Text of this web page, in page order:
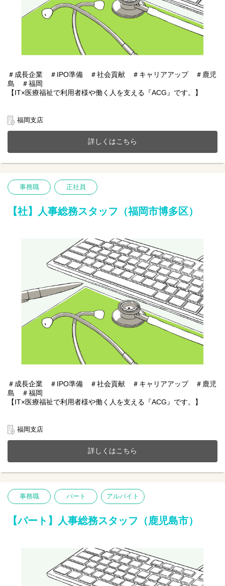
＃成長企業 ＃IPO準備 ＃社会貢献 ＃キャリアアップ ＃鹿児
島 ＃福岡
【IT×医療福祉で利用者様や働く人を支える『ACG』です。】
業、施設紹介事業またシステムアプリ開発などIT事業を展開。
今までのご経験やスキルを当社で発揮して頂ける方を募集してい
【仕事内容】人事総務業務全般（採用・総務メイン）
１人一台ゆったりとした作業スペースでIPOに向けた準備を含め、
る幅広い年齢層のメンバーがそろっています。
個々によって働き方も違い、多様性を活かしキャリアアップが可
□採用に関わる事務（応募者管理や調整など）
□来客・電話応対など
福岡支店
詳しくはこちら
事務職 正社員
【社】人事総務スタッフ（福岡市博多区）
＃成長企業 ＃IPO準備 ＃社会貢献 ＃キャリアアップ ＃鹿児
島 ＃福岡
【IT×医療福祉で利用者様や働く人を支える『ACG』です。】
業、施設紹介事業またシステムアプリ開発などIT事業を展開。
今までのご経験やスキルを当社で発揮して頂ける方を募集してい
【仕事内容】人事総務業務全般（採用・総務メイン）
１人一台ゆったりとした作業スペースでIPOに向けた準備を含め、
る幅広い年齢層のメンバーがそろっています。
個々によって働き方も違い、多様性を活かしキャリアアップが可
□採用に関わる事務（応募者管理や調整など）
□来客・電話応対など
福岡支店
詳しくはこちら
事務職 パート アルバイト
【パート】人事総務スタッフ（鹿児島市）